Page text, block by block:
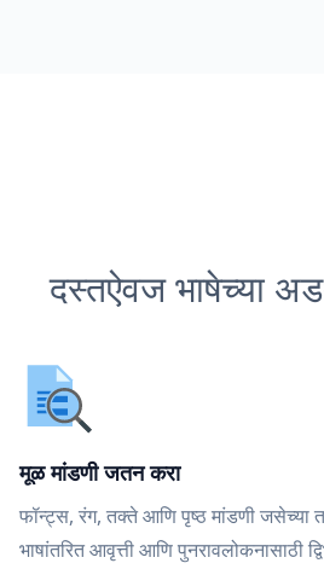
दस्तऐवज भाषेच्या
मूळ मांडणी जतन करा
फॉन्ट्स, रंग, तक्ते आणि पृष्ठ मांडणी जसेच्या
भाषांतरित आवृत्ती आणि पुनरावलोकनासाठी